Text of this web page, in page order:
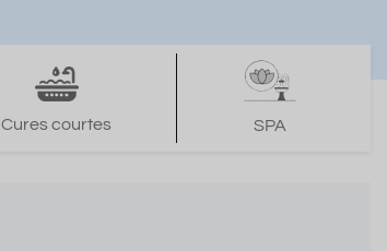
Cures courtes SPA